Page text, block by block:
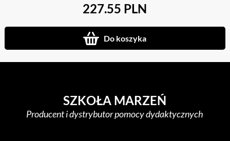
227.55 PLN
Do koszyka
SZKOŁA MARZEŃ
Producent i dystrybutor pomocy dydaktycznych